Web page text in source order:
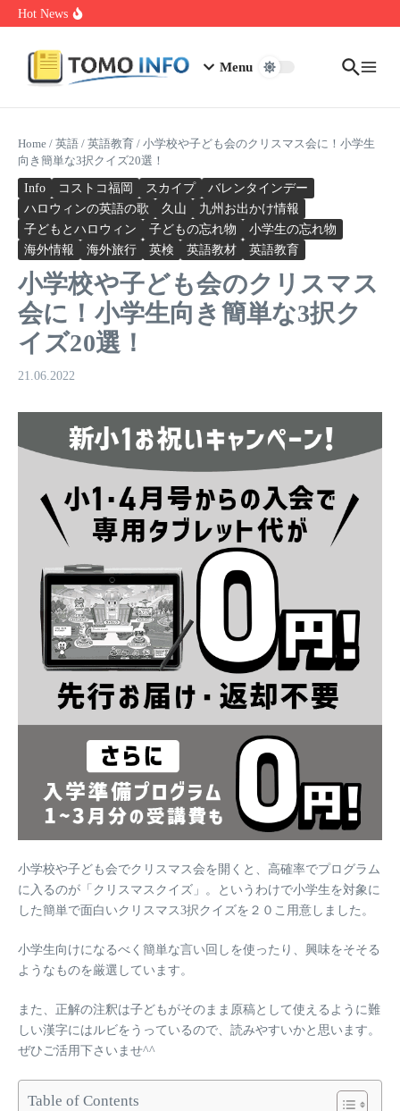
Skip to content
Hot News
Nakrutka Instagram Like: Why Free Offers Cost You More Later
Menu
Home / 英語 / 英語教育 / 小学校や子ども会のクリスマス会に！小学生
向き簡単な3択クイズ20選！
Info コストコ福岡 スカイプ
バレンタインデー
ハロウィンの英語の歌
久山
九州お出かけ情報
子どもとハロウィン
子どもの忘れ物
小学生の忘れ物
海外情報
海外旅行 英検 英語教材 英語教育
小学校や子ども会のクリスマス
会に！小学生向き簡単な3択ク
イズ20選！
21.06.2022
小学校や子ども会でクリスマス会を開くと、高確率でプログラム
に入るのが 「クリスマスクイズ」 。というわけで小学生を対象に
した簡単で面白いクリスマス3択クイズを ２０こ 用意しました。
小学生向けになるべく簡単な言い回しを使ったり、興味をそそる
ようなものを厳選しています。
また、正解の注釈は子どもがそのまま原稿として使えるように難
しい漢字にはルビをうっているので、読みやすいかと思います。
ぜひご活用下さいませ^^
Table of Contents